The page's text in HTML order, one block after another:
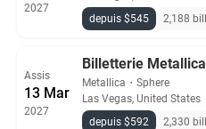
2027
depuis $545
2,188
Assis
13 Mar
2027
Billetterie
Metallica ・ Sphere
Las Vegas, United States
depuis $592
2,330